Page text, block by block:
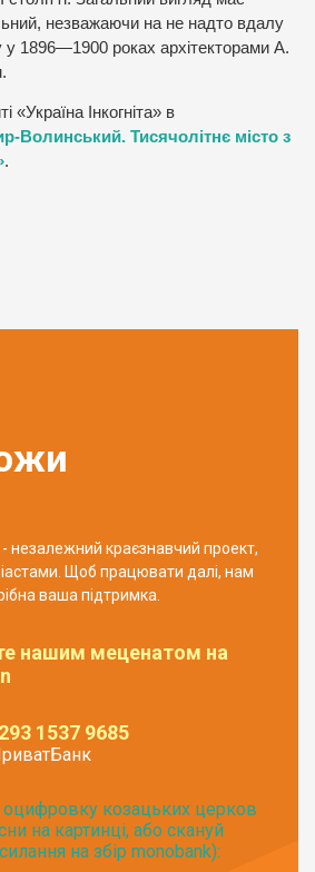
незважаючи на не надто вдалу
у 1896—1900 роках архітекторами А.
«Україна Інкогніта» в
Волинський. Тисячолітнє місто з
.
- незалежний краєзнавчий проект,
Щоб працювати далі, нам
ваша підтримка.
нашим меценатом на
1537 9685
оцифровку козацьких церков
на картинці, або скануй
на збір monobank):